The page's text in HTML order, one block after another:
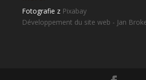
Fotografie z Pixabay
Développement du site web - Jan